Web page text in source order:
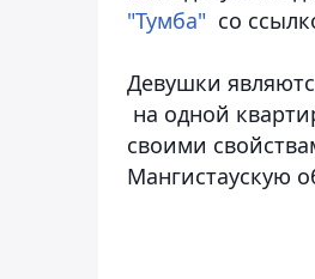
"Тумба" со
Девушки
на одной
своими
Мангистаускую